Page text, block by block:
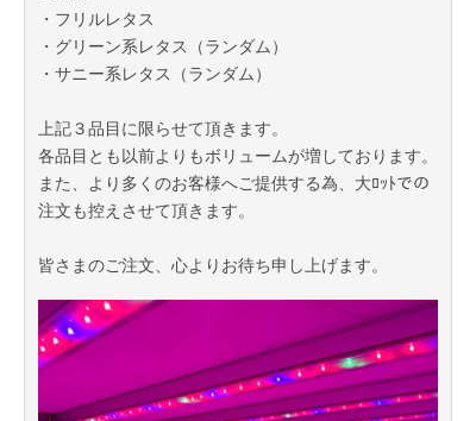
2021年06月10日
・フリルレタス
・グリーン系レタス（ランダム）
・サニー系レタス（ランダム）
上記３品目に限らせて頂きます。
各品目とも以前よりもボリュームが増しております。
また、より多くのお客様へご提供する為、大ﾛｯﾄでの
注文も控えさせて頂きます。
皆さまのご注文、心よりお待ち申し上げます。